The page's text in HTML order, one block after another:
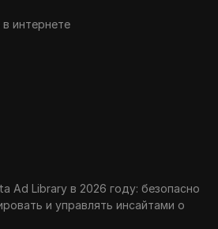
интернете
Ad Library в 2026 году: безопасно
и управлять инсайтами о